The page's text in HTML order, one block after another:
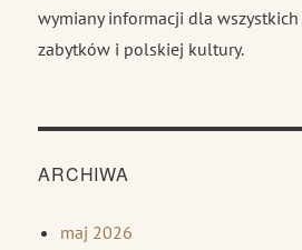
wymiany informacji dla
zabytków i polskiej kultury.
ARCHIWA
maj 2026